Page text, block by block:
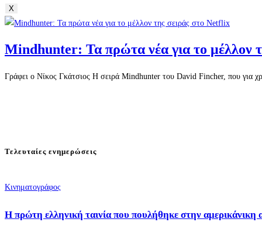
X
Mindhunter: Τα πρώτα νέα για το μέλλον
Γράφει ο Νίκος Γκάτσιος Η σειρά Mindhunter του David Fincher, που για
Τελευταίες ενημερώσεις
Κινηματογράφος
Η πρώτη ελληνική ταινία που πουλήθηκε στην αμερικάνικη